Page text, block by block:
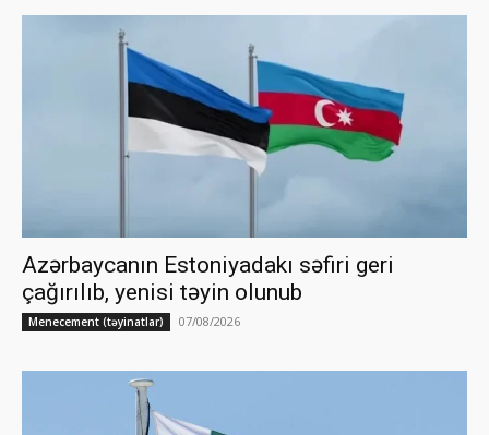
Azərbaycanın Estoniyadakı səfiri geri
çağırılıb, yenisi təyin olunub
Menecement (təyinatlar) 07/08/2026